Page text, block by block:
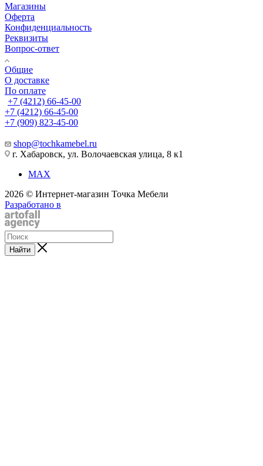
Магазины
Оферта
Конфиденциальность
Реквизиты
Вопрос-ответ
Общие
О доставке
По оплате
+7 (4212) 66-45-00
+7 (4212) 66-45-00
+7 (909) 823-45-00
shop@tochkamebel.ru
г. Хабаровск, ул. Волочаевская улица, 8 к1
MAX
2026 © Интернет-магазин Точка Мебели
Разработано в
Найти